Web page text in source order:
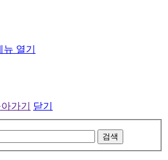
열기
가기
닫기
검색